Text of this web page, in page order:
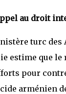
au droit
turc des
estime que
pour
arménien